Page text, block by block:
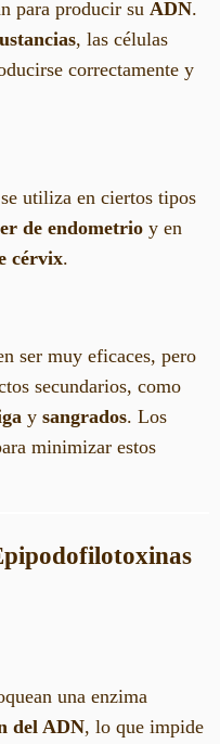
para producir su ADN.
, las células
correctamente y
utiliza en ciertos tipos
de endometrio y en
cérvix.
ser muy eficaces, pero
secundarios, como
y sangrados. Los
minimizar estos
una enzima
del ADN, lo que impide